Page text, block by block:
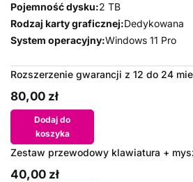
Pojemność dysku:2 TB
Rodzaj karty graficznej:Dedykowana
System operacyjny:Windows 11 Pro
Rozszerzenie gwarancji z 12 do 24
80,00 zł
Dodaj do
koszyka
Zestaw przewodowy klawiatura +
40,00 zł